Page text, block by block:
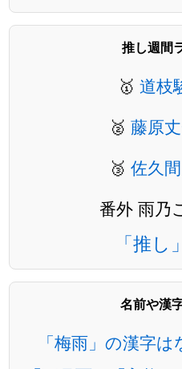
推し週間
🥇 道枝
🥈 藤原
🥉 佐久
番外 雨乃
「推
名前や漢
「梅雨」の漢字は